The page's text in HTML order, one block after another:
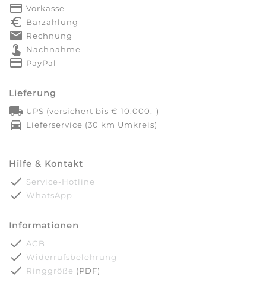
payment Vorkasse
euro_symbol Barzahlung
markunread Rechnung
touch_app Nachnahme
credit_card PayPal
Lieferung
local_shipping UPS (versichert bis € 10.000,-)
directions_car Lieferservice (30 km Umkreis)
Hilfe & Kontakt
done Service-Hotline
done WhatsApp
Informationen
done AGB
done Widerrufsbelehrung
done Ringgröße (PDF)